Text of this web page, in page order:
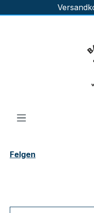
Zum Hauptinhalt
Felgen